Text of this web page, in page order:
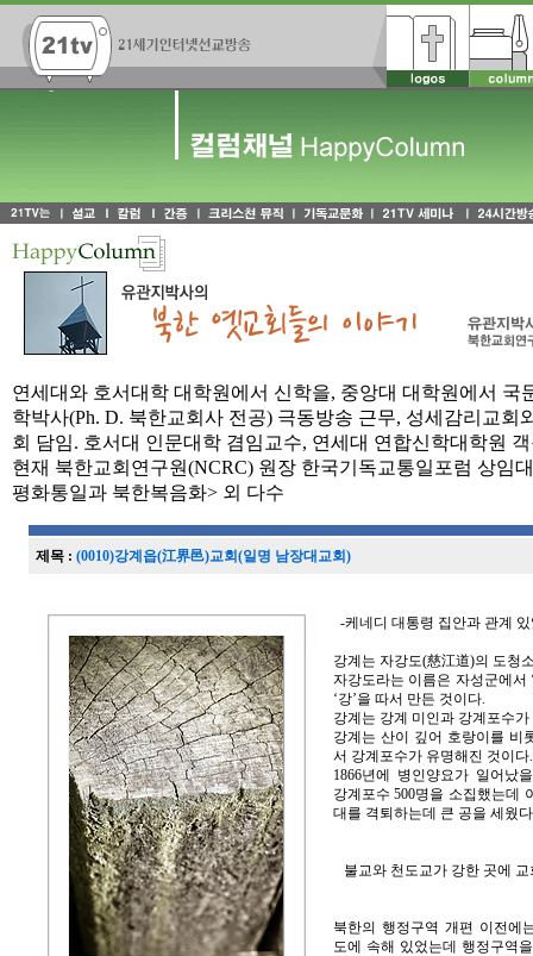
연세대와 호서대학 대학원에서 신학을, 중앙대 대학원에서 국
학박사(Ph. D. 북한교회사 전공) 극동방송 근무, 성세감리교회
회 담임. 호서대 인문대학 겸임교수, 연세대 연합신학대학원
현재 북한교회연구원(NCRC) 원장 한국기독교통일포럼 상임
평화통일과 북한복음화> 외 다수
제목 : (0010)강계읍(江界邑)교회(일명 남장대교회)
-케네디 대통령 집안과 관계
강계는 자강도(慈江道)의 도청
자강도라는 이름은 자성군에서
‘강’을 따서 만든 것이다.
강계는 강계 미인과 강계포수
강계는 산이 깊어 호랑이를 비
서 강계포수가 유명해진 것이다.
1866년에 병인양요가 일어났
강계포수 500명을 소집했는데
대를 격퇴하는데 큰 공을 세웠
불교와 천도교가 강한 곳에 교
북한의 행정구역 개편 이전에
도에 속해 있었는데 행정구역